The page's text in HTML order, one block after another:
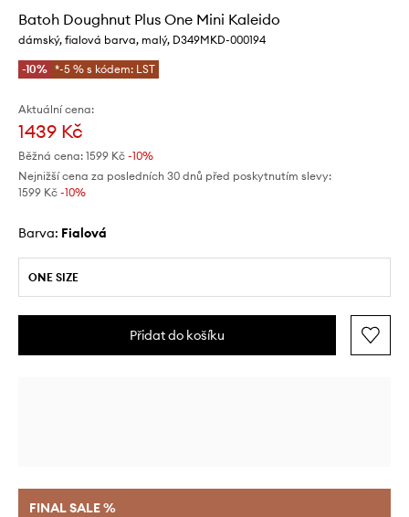
Batoh Doughnut Plus One Mini Kaleido
dámský, fialová barva, malý, D349MKD-000194
-10% *-5 % s kódem: LST
Aktuální cena:
1439 Kč
Běžná cena: 1599 Kč -10%
Nejnižší cena za posledních 30 dnů před poskytnutím slevy:
1599 Kč -10%
Barva: fialová
ONE SIZE
Přidat do košíku
FINAL SALE %